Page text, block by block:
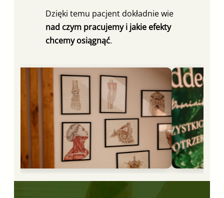
Dzięki temu pacjent dokładnie wie
nad czym pracujemy i jakie efekty
chcemy osiągnąć.